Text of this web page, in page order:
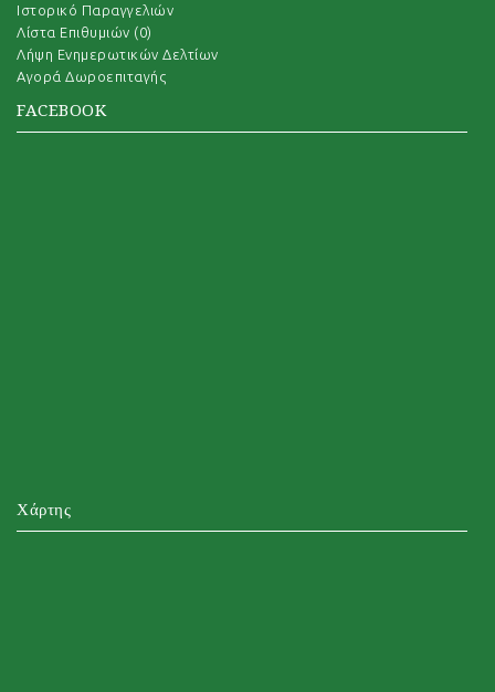
Ιστορικό Παραγγελιών
Λίστα Επιθυμιών (0)
Λήψη Ενημερωτικών Δελτίων
Αγορά Δωροεπιταγής
FACEBOOK
Χάρτης